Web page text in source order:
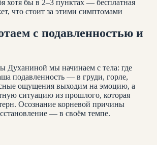
хотя бы в 2–3 пунктах — бесплатная
что стоит за этими симптомами
с подавленностью и
Духаниной мы начинаем с тела: где
подавленность — в груди, горле,
ощущения выходим на эмоцию, а
ситуацию из прошлого, которая
Осознание корневой причины
— в своём темпе.